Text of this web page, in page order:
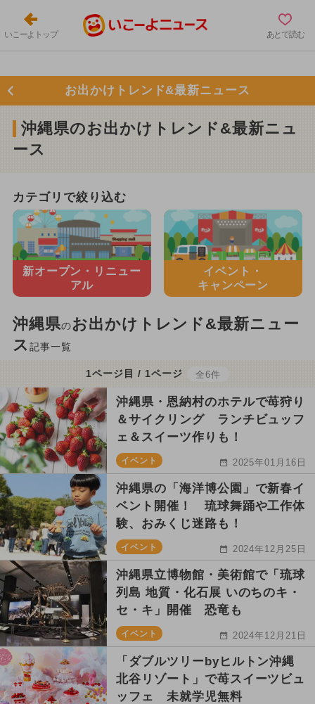
いこーよトップ あとで読む
お出かけトレンド&最新ニュース
沖縄県のお出かけトレンド&最新ニュ
ース
カテゴリで絞り込む
新オープン・ リニュー
アル
イベント・
キャンペーン
沖縄県のお出かけトレンド&最新ニュー
ス 記事一覧
1ページ目 / 1ページ 全6件
沖縄県・恩納村のホテルで苺狩り
＆サイクリング ランチビュッフ
ェ＆スイーツ作りも！
イベント 2025年01月16日
沖縄県の「海洋博公園」で新春イ
ベント開催！ 琉球舞踊や工作体
験、おみくじ迷路も！
イベント 2024年12月25日
沖縄県立博物館・美術館で「琉球
列島 地質・化石展 いのちのキ・
セ・キ」開催 恐竜も
イベント 2024年12月21日
「ダブルツリーbyヒルトン沖縄
北谷リゾート」で苺スイーツビュ
ッフェ 未就学児無料